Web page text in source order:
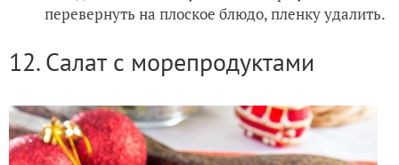
перевернуть на плоское блюдо, пленку удалить.
12. Салат с морепродуктами